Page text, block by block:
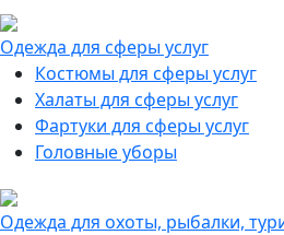
Одежда для сферы услуг
Костюмы для сферы услуг
Халаты для сферы услуг
Фартуки для сферы услуг
Головные уборы
Одежда для охоты, рыбалки,